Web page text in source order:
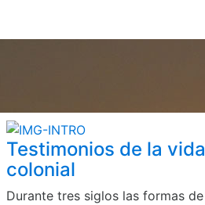
Testimonios de la vida
colonial
Durante tres siglos las formas de